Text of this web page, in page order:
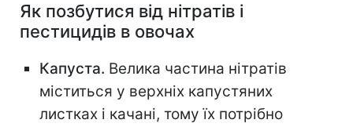
Як позбутися від нітратів і
пестицидів в овочах
Капуста. Велика частина нітратів
міститься у верхніх капустяних
листках і качані, тому їх потрібно